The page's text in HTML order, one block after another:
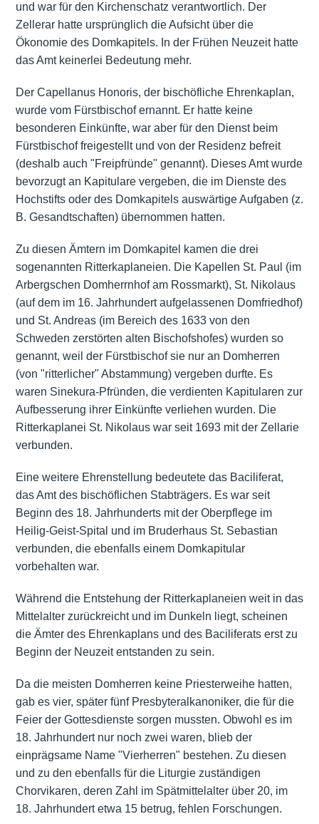
und war für den Kirchenschatz verantwortlich. Der
Zellerar hatte ursprünglich die Aufsicht über die
Ökonomie des Domkapitels. In der Frühen Neuzeit hatte
das Amt keinerlei Bedeutung mehr.
Der Capellanus Honoris, der bischöfliche Ehrenkaplan,
wurde vom Fürstbischof ernannt. Er hatte keine
besonderen Einkünfte, war aber für den Dienst beim
Fürstbischof freigestellt und von der Residenz befreit
(deshalb auch "Freipfründe" genannt). Dieses Amt wurde
bevorzugt an Kapitulare vergeben, die im Dienste des
Hochstifts oder des Domkapitels auswärtige Aufgaben (z.
B. Gesandtschaften) übernommen hatten.
Zu diesen Ämtern im Domkapitel kamen die drei
sogenannten Ritterkaplaneien. Die Kapellen St. Paul (im
Arbergschen Domherrnhof am Rossmarkt), St. Nikolaus
(auf dem im 16. Jahrhundert aufgelassenen Domfriedhof)
und St. Andreas (im Bereich des 1633 von den
Schweden zerstörten alten Bischofshofes) wurden so
genannt, weil der Fürstbischof sie nur an Domherren
(von "ritterlicher" Abstammung) vergeben durfte. Es
waren Sinekura-Pfründen, die verdienten Kapitularen zur
Aufbesserung ihrer Einkünfte verliehen wurden. Die
Ritterkaplanei St. Nikolaus war seit 1693 mit der Zellarie
verbunden.
Eine weitere Ehrenstellung bedeutete das Baciliferat,
das Amt des bischöflichen Stabträgers. Es war seit
Beginn des 18. Jahrhunderts mit der Oberpflege im
Heilig-Geist-Spital und im Bruderhaus St. Sebastian
verbunden, die ebenfalls einem Domkapitular
vorbehalten war.
Während die Entstehung der Ritterkaplaneien weit in das
Mittelalter zurückreicht und im Dunkeln liegt, scheinen
die Ämter des Ehrenkaplans und des Baciliferats erst zu
Beginn der Neuzeit entstanden zu sein.
Da die meisten Domherren keine Priesterweihe hatten,
gab es vier, später fünf Presbyteralkanoniker, die für die
Feier der Gottesdienste sorgen mussten. Obwohl es im
18. Jahrhundert nur noch zwei waren, blieb der
einprägsame Name "Vierherren" bestehen. Zu diesen
und zu den ebenfalls für die Liturgie zuständigen
Chorvikaren, deren Zahl im Spätmittelalter über 20, im
18. Jahrhundert etwa 15 betrug, fehlen Forschungen.